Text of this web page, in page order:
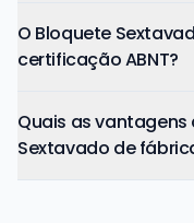
O Bloquete
certificação ABNT?
Quais as
Sextavado de